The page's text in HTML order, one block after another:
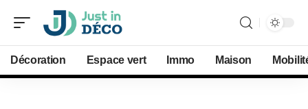
Décoration Espace vert Immo Maison